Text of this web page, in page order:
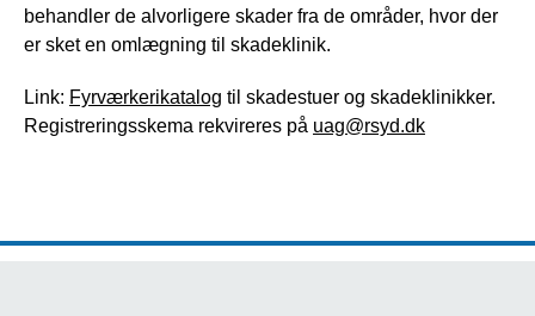
behandler de alvorligere skader fra de områder, hvor der
er sket en omlægning til skadeklinik.
Link: Fyrværkerikatalog til skadestuer og skadeklinikker.
Registreringsskema rekvireres på uag@rsyd.dk